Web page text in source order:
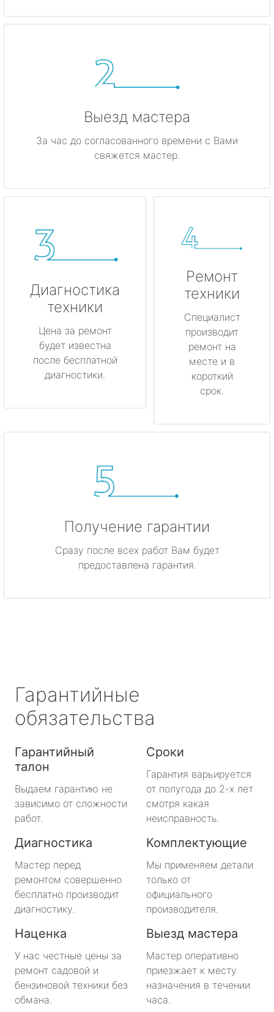
Выезд мастера
За час до согласованного времени с Вами
свяжется мастер.
Диагностика
техники
Цена за ремонт
будет известна
после бесплатной
диагностики.
Ремонт
техники
Специалист
производит
ремонт на
месте и в
короткий
срок.
Получение гарантии
Сразу после всех работ Вам будет
предоставлена гарантия.
Гарантийные
обязательства
Гарантийный
талон
Выдаем гарантию не
зависимо от сложности
работ.
Сроки
Гарантия варьируется
от полугода до 2-х лет
смотря какая
неисправность.
Диагностика
Мастер перед
ремонтом совершенно
бесплатно производит
диагностику.
Комплектующие
Мы применяем детали
только от
официального
производителя.
Наценка
У нас честные цены за
ремонт садовой и
бензиновой техники без
обмана.
Выезд мастера
Мастер оперативно
приезжает к месту
назначения в течении
часа.